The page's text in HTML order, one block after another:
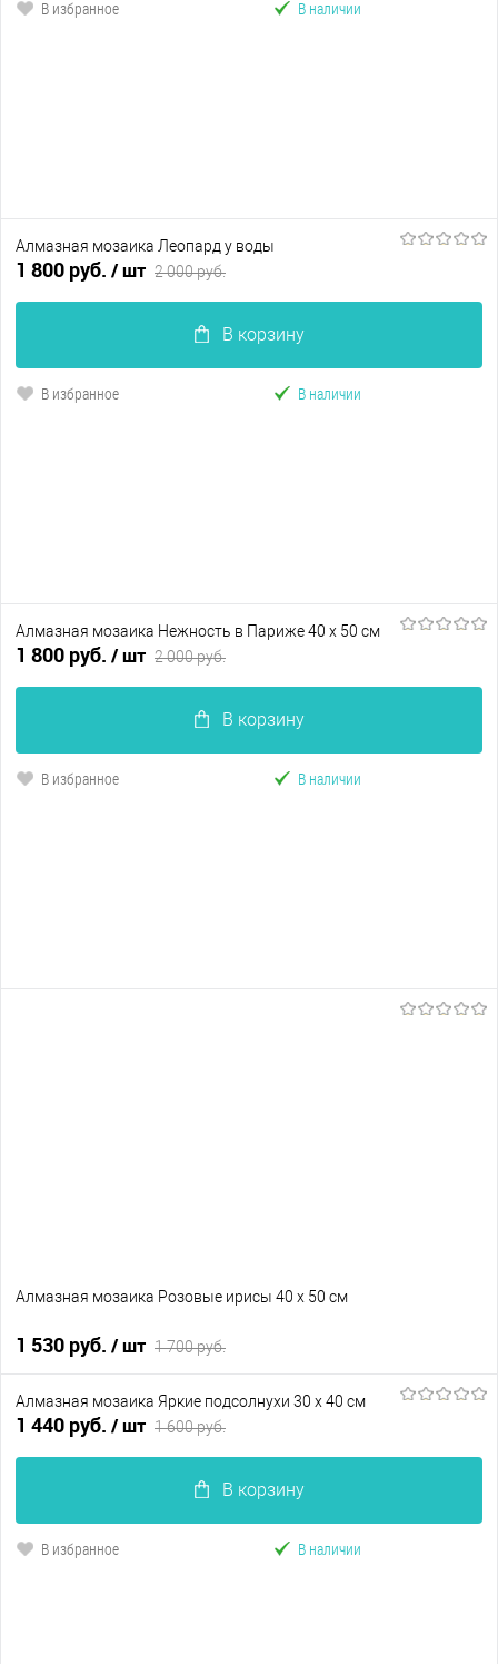
В избранное В наличии
Алмазная мозаика Леопард у воды
1 800 руб. / шт 2 000 руб.
В корзину
В избранное В наличии
Алмазная мозаика Нежность в Париже 40 х 50 см
1 800 руб. / шт 2 000 руб.
В корзину
В избранное В наличии
Алмазная мозаика Розовые ирисы 40 х 50 см
1 530 руб. / шт 1 700 руб.
В корзину
Алмазная мозаика Яркие подсолнухи 30 х 40 см
1 440 руб. / шт 1 600 руб.
В корзину
В избранное В наличии